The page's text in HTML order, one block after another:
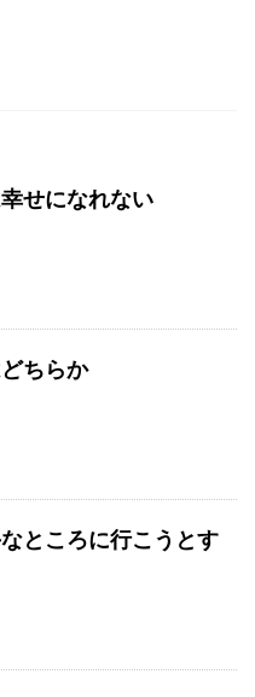
せになれない
ちらか
ところに行こうとす